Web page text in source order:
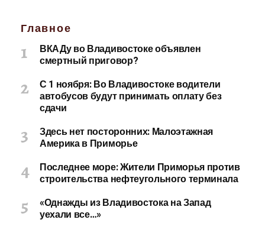
Главное
ВКАДу во Владивостоке объявлен
смертный приговор?
С 1 ноября: Во Владивостоке водители
автобусов будут принимать оплату без
сдачи
Здесь нет посторонних: Малоэтажная
Америка в Приморье
Последнее море: Жители Приморья против
строительства нефтеугольного терминала
«Однажды из Владивостока на Запад
уехали все…»